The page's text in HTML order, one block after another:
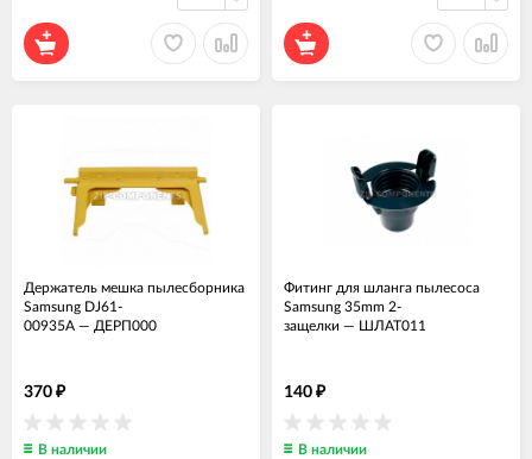
Держатель мешка пылесборника
Samsung DJ61-
00935A — ДЕРП000
370 ₽
В наличии
Фитинг для шланга пылесоса
Samsung 35mm 2-
защелки — ШЛАТ011
140 ₽
В наличии